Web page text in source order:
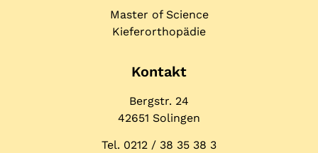
Master of Science
Kieferorthopädie
Kontakt
Bergstr. 24
42651 Solingen
Tel. 0212 / 38 35 38 3